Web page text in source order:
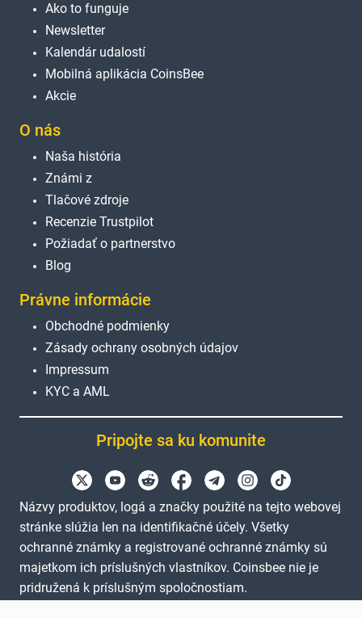
Ako to funguje
Newsletter
Kalendár udalostí
Mobilná aplikácia CoinsBee
Akcie
O nás
Naša história
Známi z
Tlačové zdroje
Recenzie Trustpilot
Požiadať o partnerstvo
Blog
Právne informácie
Obchodné podmienky
Zásady ochrany osobných údajov
Impressum
KYC a AML
Pripojte sa ku komunite
Názvy produktov, logá a značky použité na tejto webovej
stránke slúžia len na identifikačné účely. Všetky
ochranné známky a registrované ochranné známky sú
majetkom ich príslušných vlastníkov. Coinsbee nie je
pridružená k príslušným spoločnostiam.